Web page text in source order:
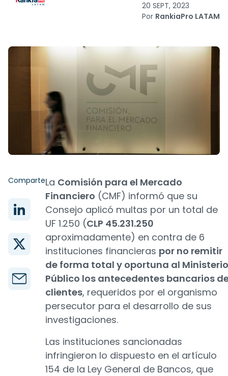
20 SEPT, 2023
Por RankiaPro LATAM
ComparteLa Comisión para el Mercado
Financiero (CMF) informó que su
Consejo aplicó multas por un total de
UF 1.250 (CLP 45.231.250
aproximadamente) en contra de 6
instituciones financieras por no remitir
de forma total y oportuna al Ministerio
Público los antecedentes bancarios
clientes, requeridos por el organismo
persecutor para el desarrollo de sus
investigaciones.
Las instituciones sancionadas
infringieron lo dispuesto en el artículo
154 de la Ley General de Bancos, que